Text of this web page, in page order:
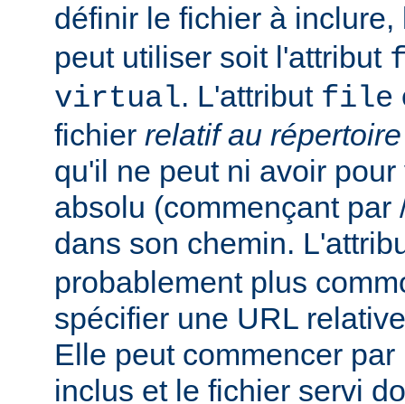
définir le fichier à
peut utiliser soit l'attribut
virtual. L'attribut file
fichier relatif au
qu'il ne peut ni avoir
absolu (commençant par
dans son chemin.
probablement plus
spécifier une URL
Elle peut commencer
inclus et le fichier servi